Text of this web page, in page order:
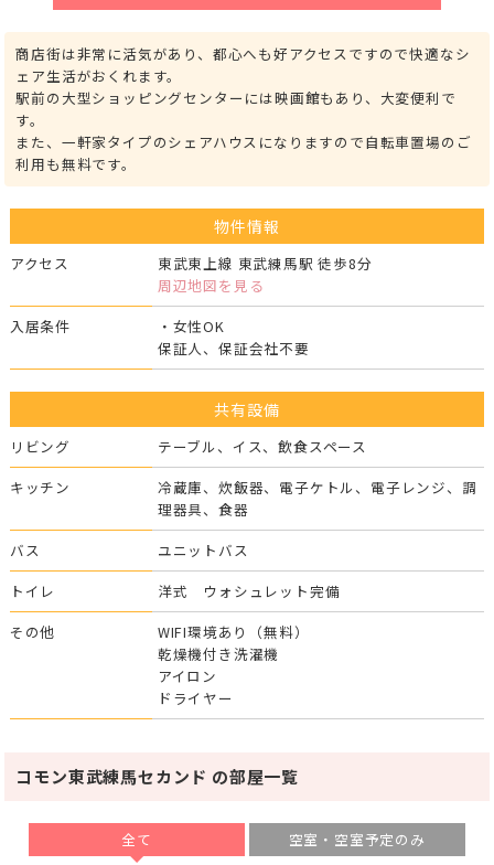
商店街は非常に活気があり、都心へも好アクセスですので快適なシ
ェア生活がおくれます。
駅前の大型ショッピングセンターには映画館もあり、大変便利で
す。
また、一軒家タイプのシェアハウスになりますので自転車置場のご
利用も無料です。
物件情報
アクセス
東武東上線 東武練馬駅 徒歩8分
周辺地図を見る
入居条件
・女性OK
保証人、保証会社不要
共有設備
リビング
テーブル、イス、飲食スペース
キッチン
冷蔵庫、炊飯器、電子ケトル、電子レンジ、調
理器具、食器
バス
ユニットバス
トイレ
洋式 ウォシュレット完備
その他
WIFI環境あり（無料）
乾燥機付き洗濯機
アイロン
ドライヤー
コモン東武練馬セカンド の部屋一覧
全て 空室・空室予定のみ